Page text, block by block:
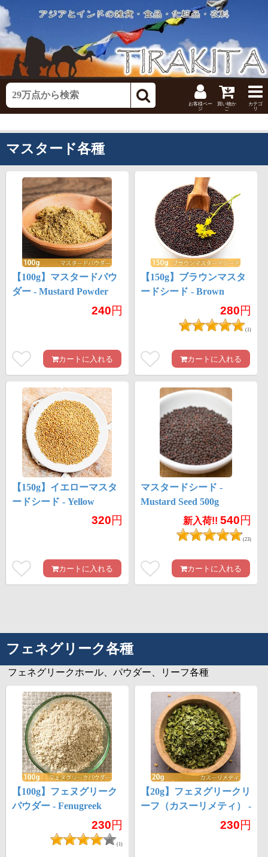
お客様ペー
ジ
買い物か
ご
カテゴ
リ
マスタード各種
【100g】マスタードパウ
ダー - Mustard Powder
240円
カートに入れる
【150g】ブラウンマスタ
ードシード - Brown
280円
(1)
カートに入れる
【150g】イエローマスタ
ードシード - Yellow
320円
カートに入れる
マスタードシード -
Mustard Seed 500g
新入荷!!540円
(23)
カートに入れる
フェネグリーク各種
フェネグリークホール、パウダー、リーフ各種
【100g】フェヌグリーク
パウダー - Fenugreek
230円
(1)
【20g】フェヌグリークリ
ーフ（カスーリメティ） -
230円